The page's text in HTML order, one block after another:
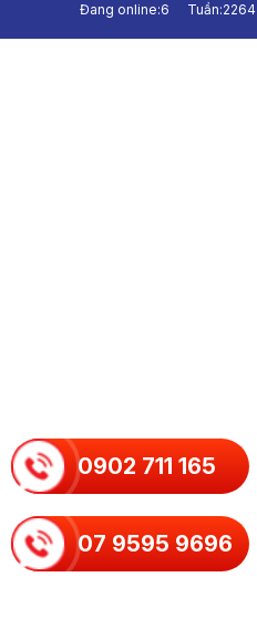
Đang online:6 Tuần:2264
0902 711 165
07 9595 9696